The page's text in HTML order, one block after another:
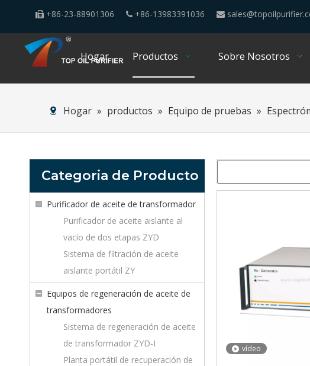
 +86-23-88901306  +86-13983391036 
Hogar Productos Sobre Nosotros
Hogar » productos » Equipo de pruebas »
Categoria de Producto
Purificador de aceite de transformador
Purificador de aceite aislante al
vacío de dos etapas ZYD
Sistema de filtración de aceite
aislante portátil ZY
Equipos de regeneración de aceite de
transformadores
Sistema de regeneración de aceite
de transformador ZYD-I
Planta portátil de recuperación de
vídeo